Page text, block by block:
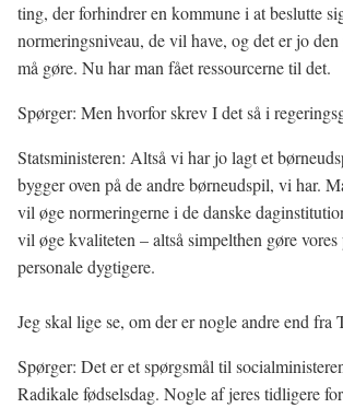
ting, der forhindrer en kommune i at beslutte
normeringsniveau, de vil have, og det er jo
må gøre. Nu har man fået ressourcerne til det.
Spørger: Men hvorfor skrev I det så i
Statsministeren: Altså vi har jo lagt et
bygger oven på de andre børneudspil, vi har.
vil øge normeringerne i de danske
vil øge kvaliteten – altså simpelthen gøre
personale dygtigere.
Jeg skal lige se, om der er nogle andre end fra
Spørger: Det er et spørgsmål til
Radikale fødselsdag. Nogle af jeres tidligere